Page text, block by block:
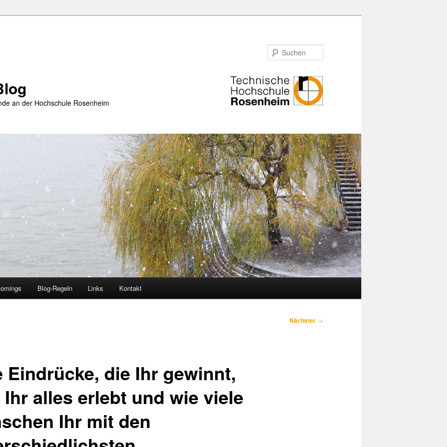
an der Hochschule Rosenheim
Blog-Regeln Links Kontakt
Nächster →
Eindrücke, die Ihr gewinnt,
alles erlebt und wie viele
Ihr mit den